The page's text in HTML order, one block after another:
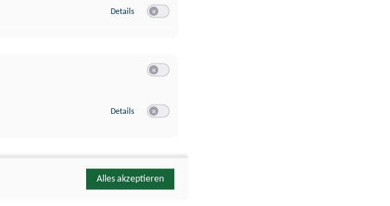
Details zu Google Analytics
Details zu YouTube
Alles akzeptieren